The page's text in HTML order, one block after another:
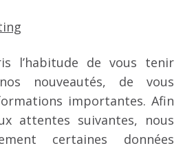
l’habitude de vous tenir
nouveautés, de vous
importantes. Afin
attentes suivantes, nous
certaines données